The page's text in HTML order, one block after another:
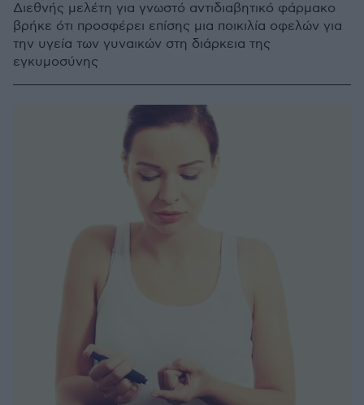
Διεθνής μελέτη για γνωστό αντιδιαβητικό φάρμακο
βρήκε ότι προσφέρει επίσης μια ποικιλία οφελών για
την υγεία των γυναικών στη διάρκεια της
εγκυμοσύνης